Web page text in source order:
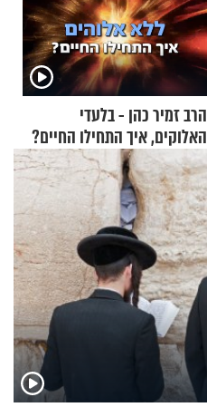
הרב זמיר כהן - בלעדי
האלוקים, איך התחילו החיים?